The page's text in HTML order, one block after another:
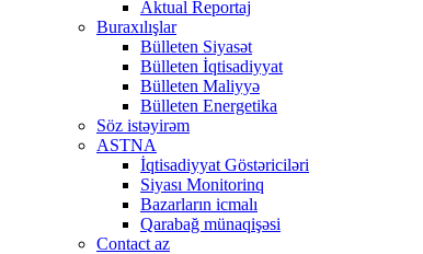
Aktual Reportaj
Buraxılışlar
Bülleten Siyasət
Bülleten İqtisadiyyat
Bülleten Maliyyə
Bülleten Energetika
Söz istəyirəm
ASTNA
İqtisadiyyat Göstəriciləri
Siyası Monitorinq
Bazarların icmalı
Qarabağ münaqişəsi
Contact az